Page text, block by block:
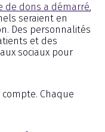
de dons a démarré
seraient en
Des personnalités
et des
sociaux pour
Chaque